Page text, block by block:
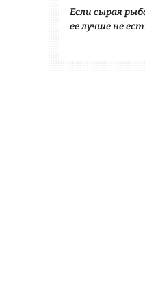
Если сырая
ее лучше не